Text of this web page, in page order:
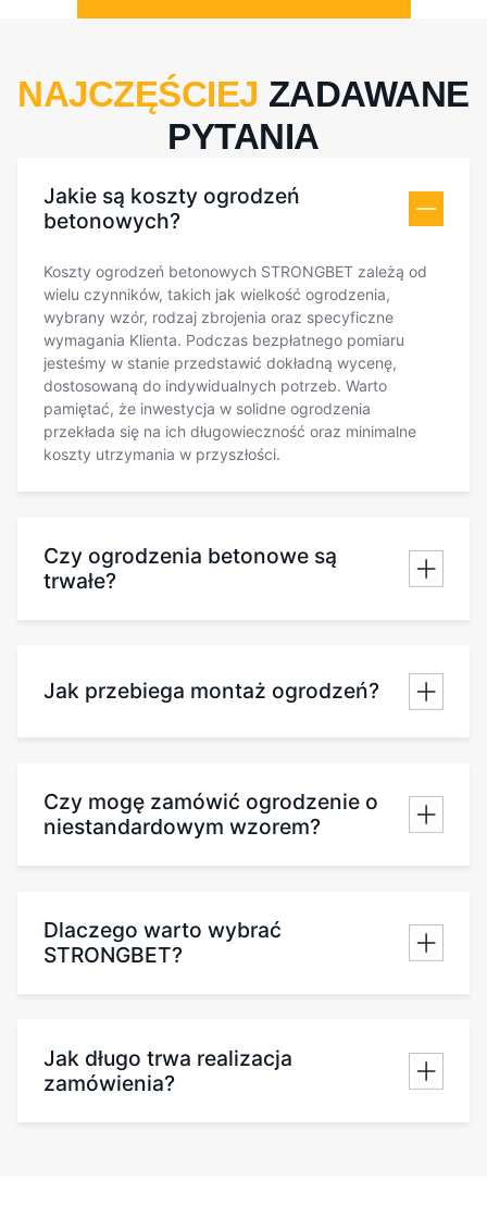
NAJCZĘŚCIEJ ZADAWANE
PYTANIA
Jakie są koszty ogrodzeń
betonowych?
Koszty ogrodzeń betonowych STRONGBET zależą od
wielu czynników, takich jak wielkość ogrodzenia,
wybrany wzór, rodzaj zbrojenia oraz specyficzne
wymagania Klienta. Podczas bezpłatnego pomiaru
jesteśmy w stanie przedstawić dokładną wycenę,
dostosowaną do indywidualnych potrzeb. Warto
pamiętać, że inwestycja w solidne ogrodzenia
przekłada się na ich długowieczność oraz minimalne
koszty utrzymania w przyszłości.
Czy ogrodzenia betonowe są
trwałe?
Jak przebiega montaż ogrodzeń?
Czy mogę zamówić ogrodzenie o
niestandardowym wzorem?
Dlaczego warto wybrać
STRONGBET?
Jak długo trwa realizacja
zamówienia?